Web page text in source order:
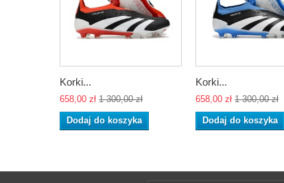
Korki...
658,00 zł 1 300,00 zł
Dodaj do koszyka
Korki...
658,00 zł 1 300,00 zł
Dodaj do koszyka